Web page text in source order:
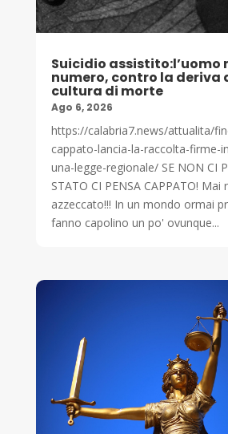
Suicidio assistito:l’uomo
numero, contro la deriva
cultura di morte
Ago 6, 2026
https://calabria7.news/attualita/
cappato-lancia-la-raccolta-firme-
una-legge-regionale/ SE NON CI
STATO CI PENSA CAPPATO!
azzeccato!!! In un mondo ormai
fanno capolino un po' ovunque...